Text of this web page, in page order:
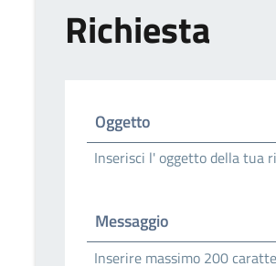
Richiesta
Oggetto
Inserisci l' oggetto della tua
Messaggio
Inserire massimo 200